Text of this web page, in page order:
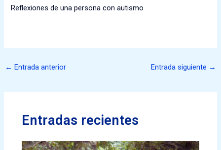
Reflexiones de una persona con autismo
← Entrada anterior Entrada siguiente →
Entradas recientes